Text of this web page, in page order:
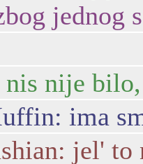
jednog
nije
ima
jel' to